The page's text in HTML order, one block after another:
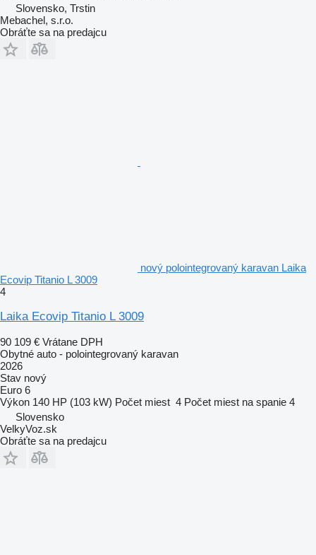
Slovensko, Trstin
Mebachel, s.r.o.
Obráťte sa na predajcu
nový polointegrovaný karavan Laika
Ecovip Titanio L 3009
4
Laika Ecovip Titanio L 3009
90 109 € Vrátane DPH
Obytné auto - polointegrovaný karavan
2026
Stav nový
Euro 6
Výkon 140 HP (103 kW) Počet miest 4 Počet miest na spanie 4
Slovensko
VelkyVoz.sk
Obráťte sa na predajcu